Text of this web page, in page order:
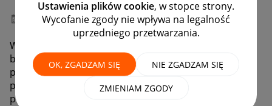
Ustawienia plików cookie, w stopce strony.
Wycofanie zgody nie wpływa na legalność
uprzedniego przetwarzania.
OK, ZGADZAM SIĘ NIE ZGADZAM SIĘ
ZMIENIAM ZGODY
‎17-02-2023 00:08
Witam. Jesli podałam blika do weryfikacji konta
biznesowego a blik jest jakby wczesniejszym kontem
prywatnym ale te dwa konta sa ze sobą połączone czy
przejde weryfikacje czy muszę inaczej dokonać
płatnosci?